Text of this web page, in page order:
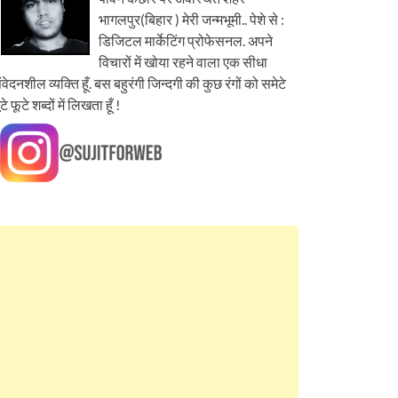
भागलपुर(बिहार ) मेरी जन्मभूमी.. पेशे से :
डिजिटल मार्केटिंग प्रोफेसनल. अपने
विचारों में खोया रहने वाला एक सीधा
व्यक्ति हूँ. बस बहुरंगी जिन्दगी की कुछ रंगों को समेटे
फूटे शब्दों में लिखता हूँ !